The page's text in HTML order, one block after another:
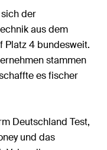
der
aus dem
Platz 4 bundesweit.
stammen
es fischer
Deutschland Test,
und das